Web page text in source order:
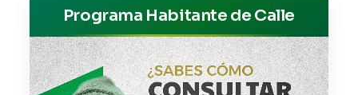
Programa Habitante de Calle